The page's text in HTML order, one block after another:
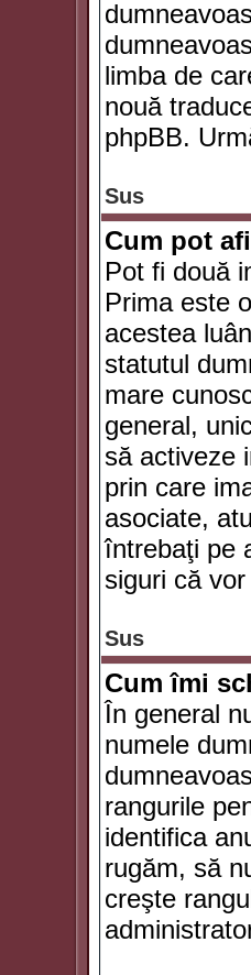
limba de
nouă
phpBB.
Sus
Cum pot
Pot fi două
Prima este
acestea
statutul
mare
general,
să activeze
prin care
asociate,
întrebaţi pe
siguri că
Sus
Cum îmi
În general
numele
rangurile
identifica
rugăm, să
creşte